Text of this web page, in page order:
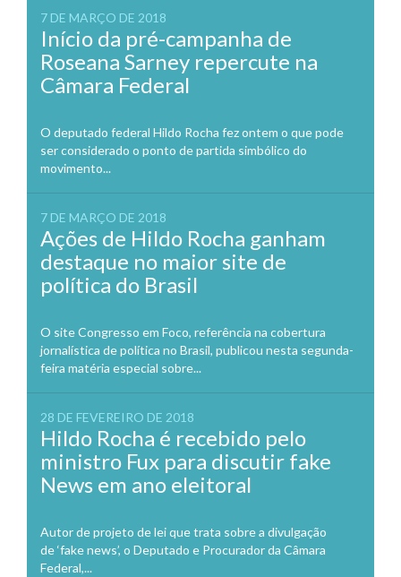
7 DE MARÇO DE 2018
Início da pré-campanha de
Roseana Sarney repercute na
Câmara Federal
O deputado federal Hildo Rocha fez ontem o que pode
ser considerado o ponto de partida simbólico do
movimento...
7 DE MARÇO DE 2018
Ações de Hildo Rocha ganham
destaque no maior site de
política do Brasil
O site Congresso em Foco, referência na cobertura
jornalística de política no Brasil, publicou nesta segunda-
feira matéria especial sobre...
28 DE FEVEREIRO DE 2018
Hildo Rocha é recebido pelo
ministro Fux para discutir fake
News em ano eleitoral
Autor de projeto de lei que trata sobre a divulgação
de ‘fake news’, o Deputado e Procurador da Câmara
Federal,...